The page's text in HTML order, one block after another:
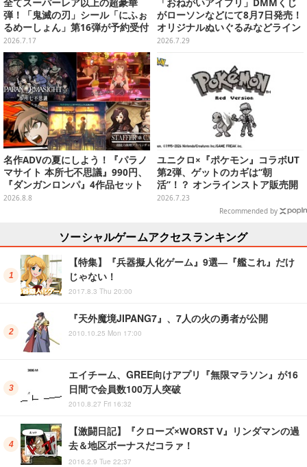
全てスーパーレア以上の超豪華
弾！「鬼滅の刃」シール「にふぉ
るめーしょん」第16弾が予約受付
実施、胡蝶しのぶや童磨など全39
種
2026.7.17
「おねがいアイプリ」DMMくじ
がローソンなどにて8月7日発売！
オリジナルぬいぐるみなどライン
ナップ、各等賞にスペシャルアイ
プリカードが付属
2026.7.29
名作ADVの夏にしよう！『パラノ
マサイト 本所七不思議』990円、
『ダンガンロンパ』4作品セット
で3,060円、“お紳士”な恋愛ADV
2026.8.8
ユニクロ×『ポケモン』コラボUT
第2弾、ゲットのカギは“朝
活”！？ オンラインストア販売開
始は当日8時15分から
2026.7.23
Recommended by
ソーシャルゲームアクセスランキング
【特集】『兵器擬人化ゲーム』9選―『艦これ』だけ
じゃない！
2017.8.3 Thu 20:00
『天外魔境JIPANG7』、7人の火の勇者が公開
2010.10.25 Mon 17:00
エイチーム、GREE向けアプリ『無限マラソン』が16
日間で会員数100万人突破
2010.8.27 Fri 16:32
【激闘日記】『クローズ×WORST V』リンダマンの過
去＆地区ボーナスだコラァ！
2016.2.9 Tue 22:37